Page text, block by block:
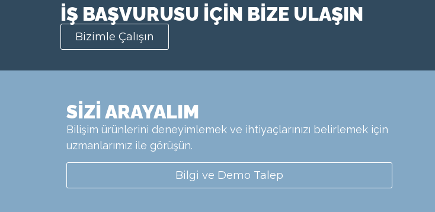
İŞ BAŞVURUSU İÇİN BİZE ULAŞIN
Bizimle Çalışın
SİZİ ARAYALIM
Bilişim ürünlerini deneyimlemek ve ihtiyaçlarınızı belirlemek için
uzmanlarımız ile görüşün.
Bilgi ve Demo Talep